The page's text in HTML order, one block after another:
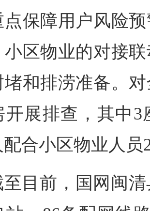
点保障用户风险
小区物业的对接
堵和排涝准备。
开展排查，其中
合小区物业人员
至目前，国网闽